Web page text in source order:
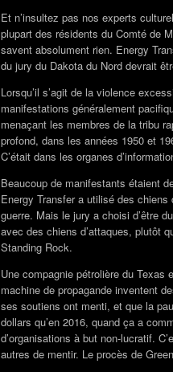
Et n’insultez pas nos experts
plupart des résidents du Comté de
savent absolument rien. Energy
du jury du Dakota du Nord devrait
Lorsqu’il s’agit de la violence
manifestations généralement
menaçant les membres de la tribu
profond, dans les années 1950 et
C’était dans les organes
Beaucoup de manifestants étaient
Energy Transfer a utilisé des
guerre. Mais le jury a choisi d’être
avec des chiens d’attaques, plutôt
Standing Rock.
Une compagnie pétrolière du
machine de propagande inventent
ses soutiens ont menti, et que la
dollars qu’en 2016, quand ça a
d’organisations à but non-lucratif.
autres de mentir. Le procès de